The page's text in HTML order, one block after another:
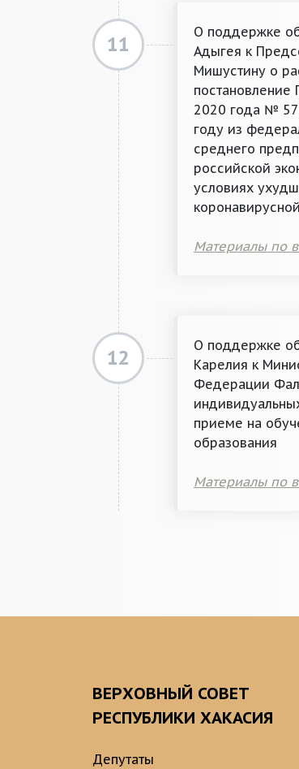
11
О поддержке
Адыгея к
Мишустину о
постановление
2020 года №
году из
среднего
российской
условиях
Материалы по
12
О поддержке
Карелия к
Федерации
приеме на
образования
Материалы по
ВЕРХОВНЫЙ СОВЕТ
РЕСПУБЛИКИ ХАКАСИЯ
Депутаты